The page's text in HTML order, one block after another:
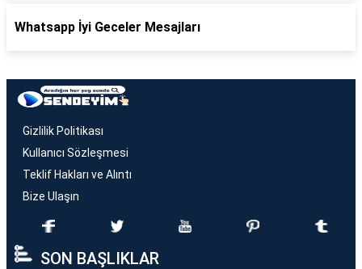
Whatsapp İyi Geceler Mesajları
Gizlilik Politikası
Kullanıcı Sözleşmesi
Teklif Hakları ve Alıntı
Bize Ulaşın
SON BAŞLIKLAR